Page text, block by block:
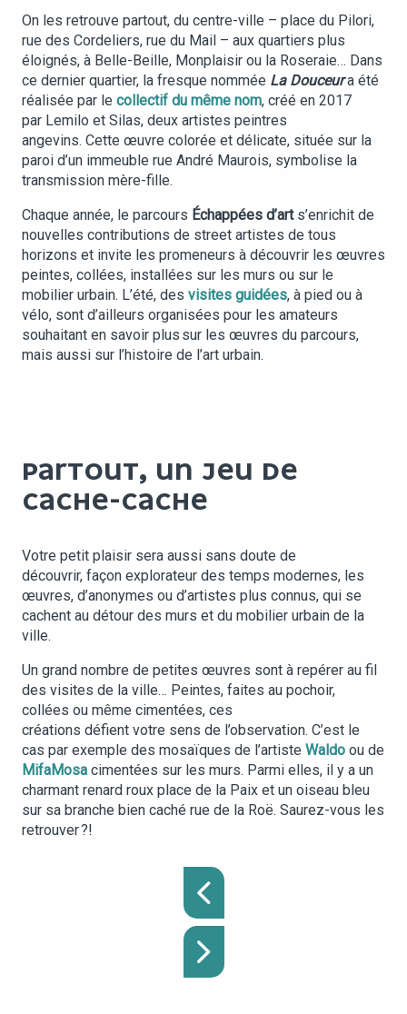
On les retrouve partout, du centre-ville – place du Pilori,
rue des Cordeliers, rue du Mail – aux quartiers plus
éloignés, à Belle-Beille, Monplaisir ou la Roseraie… Dans
ce dernier quartier, la fresque nommée La Douceura été
réalisée par le collectif du même nom, créé en 2017
par Lemilo et Silas, deux artistes peintres
angevins. Cette œuvre colorée et délicate, située sur la
paroi d’un immeuble rue André Maurois, symbolise la
transmission mère-fille.
Chaque année, le parcours Échappées d’arts’enrichit de
nouvelles contributions de street artistes de tous
horizons et invite les promeneurs à découvrir les œuvres
peintes, collées, installées sur les murs ou sur le
mobilier urbain. L’été, des visites guidées, à pied ou à
vélo, sont d’ailleurs organisées pour les amateurs
souhaitant en savoir plus sur les œuvres du parcours,
mais aussi sur l’histoire de l’art urbain.
PARTOUT, UN JEU DE
CACHE-CACHE
Votre petit plaisir sera aussi sans doute de
découvrir, façon explorateur des temps modernes, les
œuvres, d’anonymes ou d’artistes plus connus, qui se
cachent au détour des murs et du mobilier urbain de la
ville.
Un grand nombre de petites œuvres sont à repérer au fil
des visites de la ville… Peintes, faites au pochoir,
collées ou même cimentées, ces
créations défient votre sens de l’observation. C’est le
cas par exemple des mosaïques de l’artiste Waldo ou de
MifaMosa cimentées sur les murs. Parmi elles, il y a un
charmant renard roux place de la Paix et un oiseau bleu
sur sa branche bien caché rue de la Roë. Saurez-vous les
retrouver ?!